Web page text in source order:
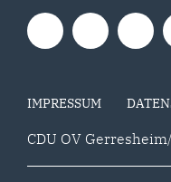
IMPRESSUM
CDU OV